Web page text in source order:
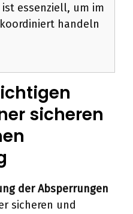
essenziell, um im
handeln
sicheren
der Absperrungen
sicheren und